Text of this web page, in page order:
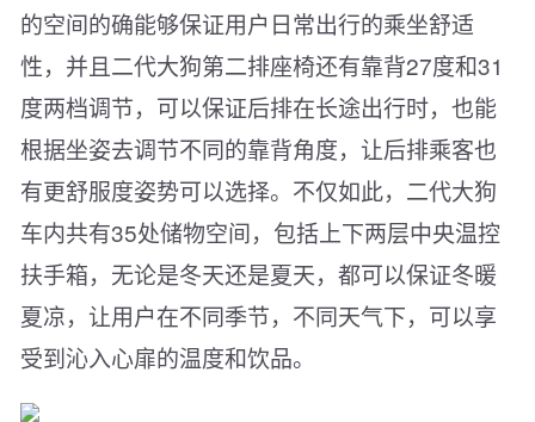
的空间的确能够保证用户日常出行的乘坐舒适
性，并且二代大狗第二排座椅还有靠背27度和31
度两档调节，可以保证后排在长途出行时，也能
根据坐姿去调节不同的靠背角度，让后排乘客也
有更舒服度姿势可以选择。不仅如此，二代大狗
车内共有35处储物空间，包括上下两层中央温控
扶手箱，无论是冬天还是夏天，都可以保证冬暖
夏凉，让用户在不同季节，不同天气下，可以享
受到沁入心扉的温度和饮品。